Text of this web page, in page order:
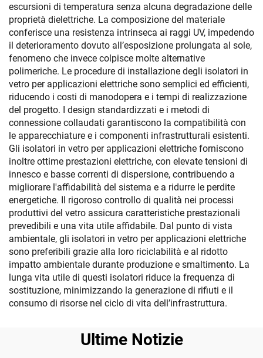
escursioni di temperatura senza alcuna degradazione delle
proprietà dielettriche. La composizione del materiale
conferisce una resistenza intrinseca ai raggi UV, impedendo
il deterioramento dovuto all’esposizione prolungata al sole,
fenomeno che invece colpisce molte alternative
polimeriche. Le procedure di installazione degli isolatori in
vetro per applicazioni elettriche sono semplici ed efficienti,
riducendo i costi di manodopera e i tempi di realizzazione
del progetto. I design standardizzati e i metodi di
connessione collaudati garantiscono la compatibilità con
le apparecchiature e i componenti infrastrutturali esistenti.
Gli isolatori in vetro per applicazioni elettriche forniscono
inoltre ottime prestazioni elettriche, con elevate tensioni di
innesco e basse correnti di dispersione, contribuendo a
migliorare l'affidabilità del sistema e a ridurre le perdite
energetiche. Il rigoroso controllo di qualità nei processi
produttivi del vetro assicura caratteristiche prestazionali
prevedibili e una vita utile affidabile. Dal punto di vista
ambientale, gli isolatori in vetro per applicazioni elettriche
sono preferibili grazie alla loro riciclabilità e al ridotto
impatto ambientale durante produzione e smaltimento. La
lunga vita utile di questi isolatori riduce la frequenza di
sostituzione, minimizzando la generazione di rifiuti e il
consumo di risorse nel ciclo di vita dell’infrastruttura.
Ultime Notizie